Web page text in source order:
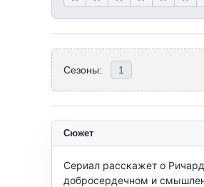
Сезоны: 1
Сюжет
Сериал расскажет о
добросердечном и